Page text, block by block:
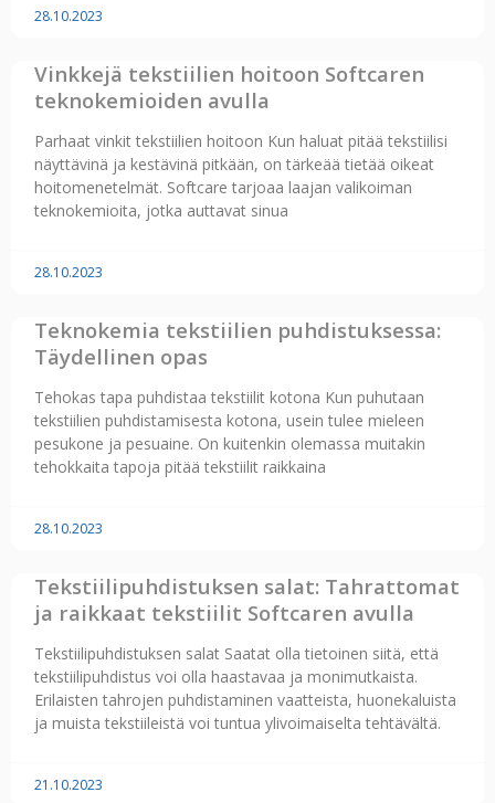
28.10.2023
Vinkkejä tekstiilien hoitoon Softcaren
teknokemioiden avulla
Parhaat vinkit tekstiilien hoitoon Kun haluat pitää tekstiilisi
näyttävinä ja kestävinä pitkään, on tärkeää tietää oikeat
hoitomenetelmät. Softcare tarjoaa laajan valikoiman
teknokemioita, jotka auttavat sinua
28.10.2023
Teknokemia tekstiilien puhdistuksessa:
Täydellinen opas
Tehokas tapa puhdistaa tekstiilit kotona Kun puhutaan
tekstiilien puhdistamisesta kotona, usein tulee mieleen
pesukone ja pesuaine. On kuitenkin olemassa muitakin
tehokkaita tapoja pitää tekstiilit raikkaina
28.10.2023
Tekstiilipuhdistuksen salat: Tahrattomat
ja raikkaat tekstiilit Softcaren avulla
Tekstiilipuhdistuksen salat Saatat olla tietoinen siitä, että
tekstiilipuhdistus voi olla haastavaa ja monimutkaista.
Erilaisten tahrojen puhdistaminen vaatteista, huonekaluista
ja muista tekstiileistä voi tuntua ylivoimaiselta tehtävältä.
21.10.2023